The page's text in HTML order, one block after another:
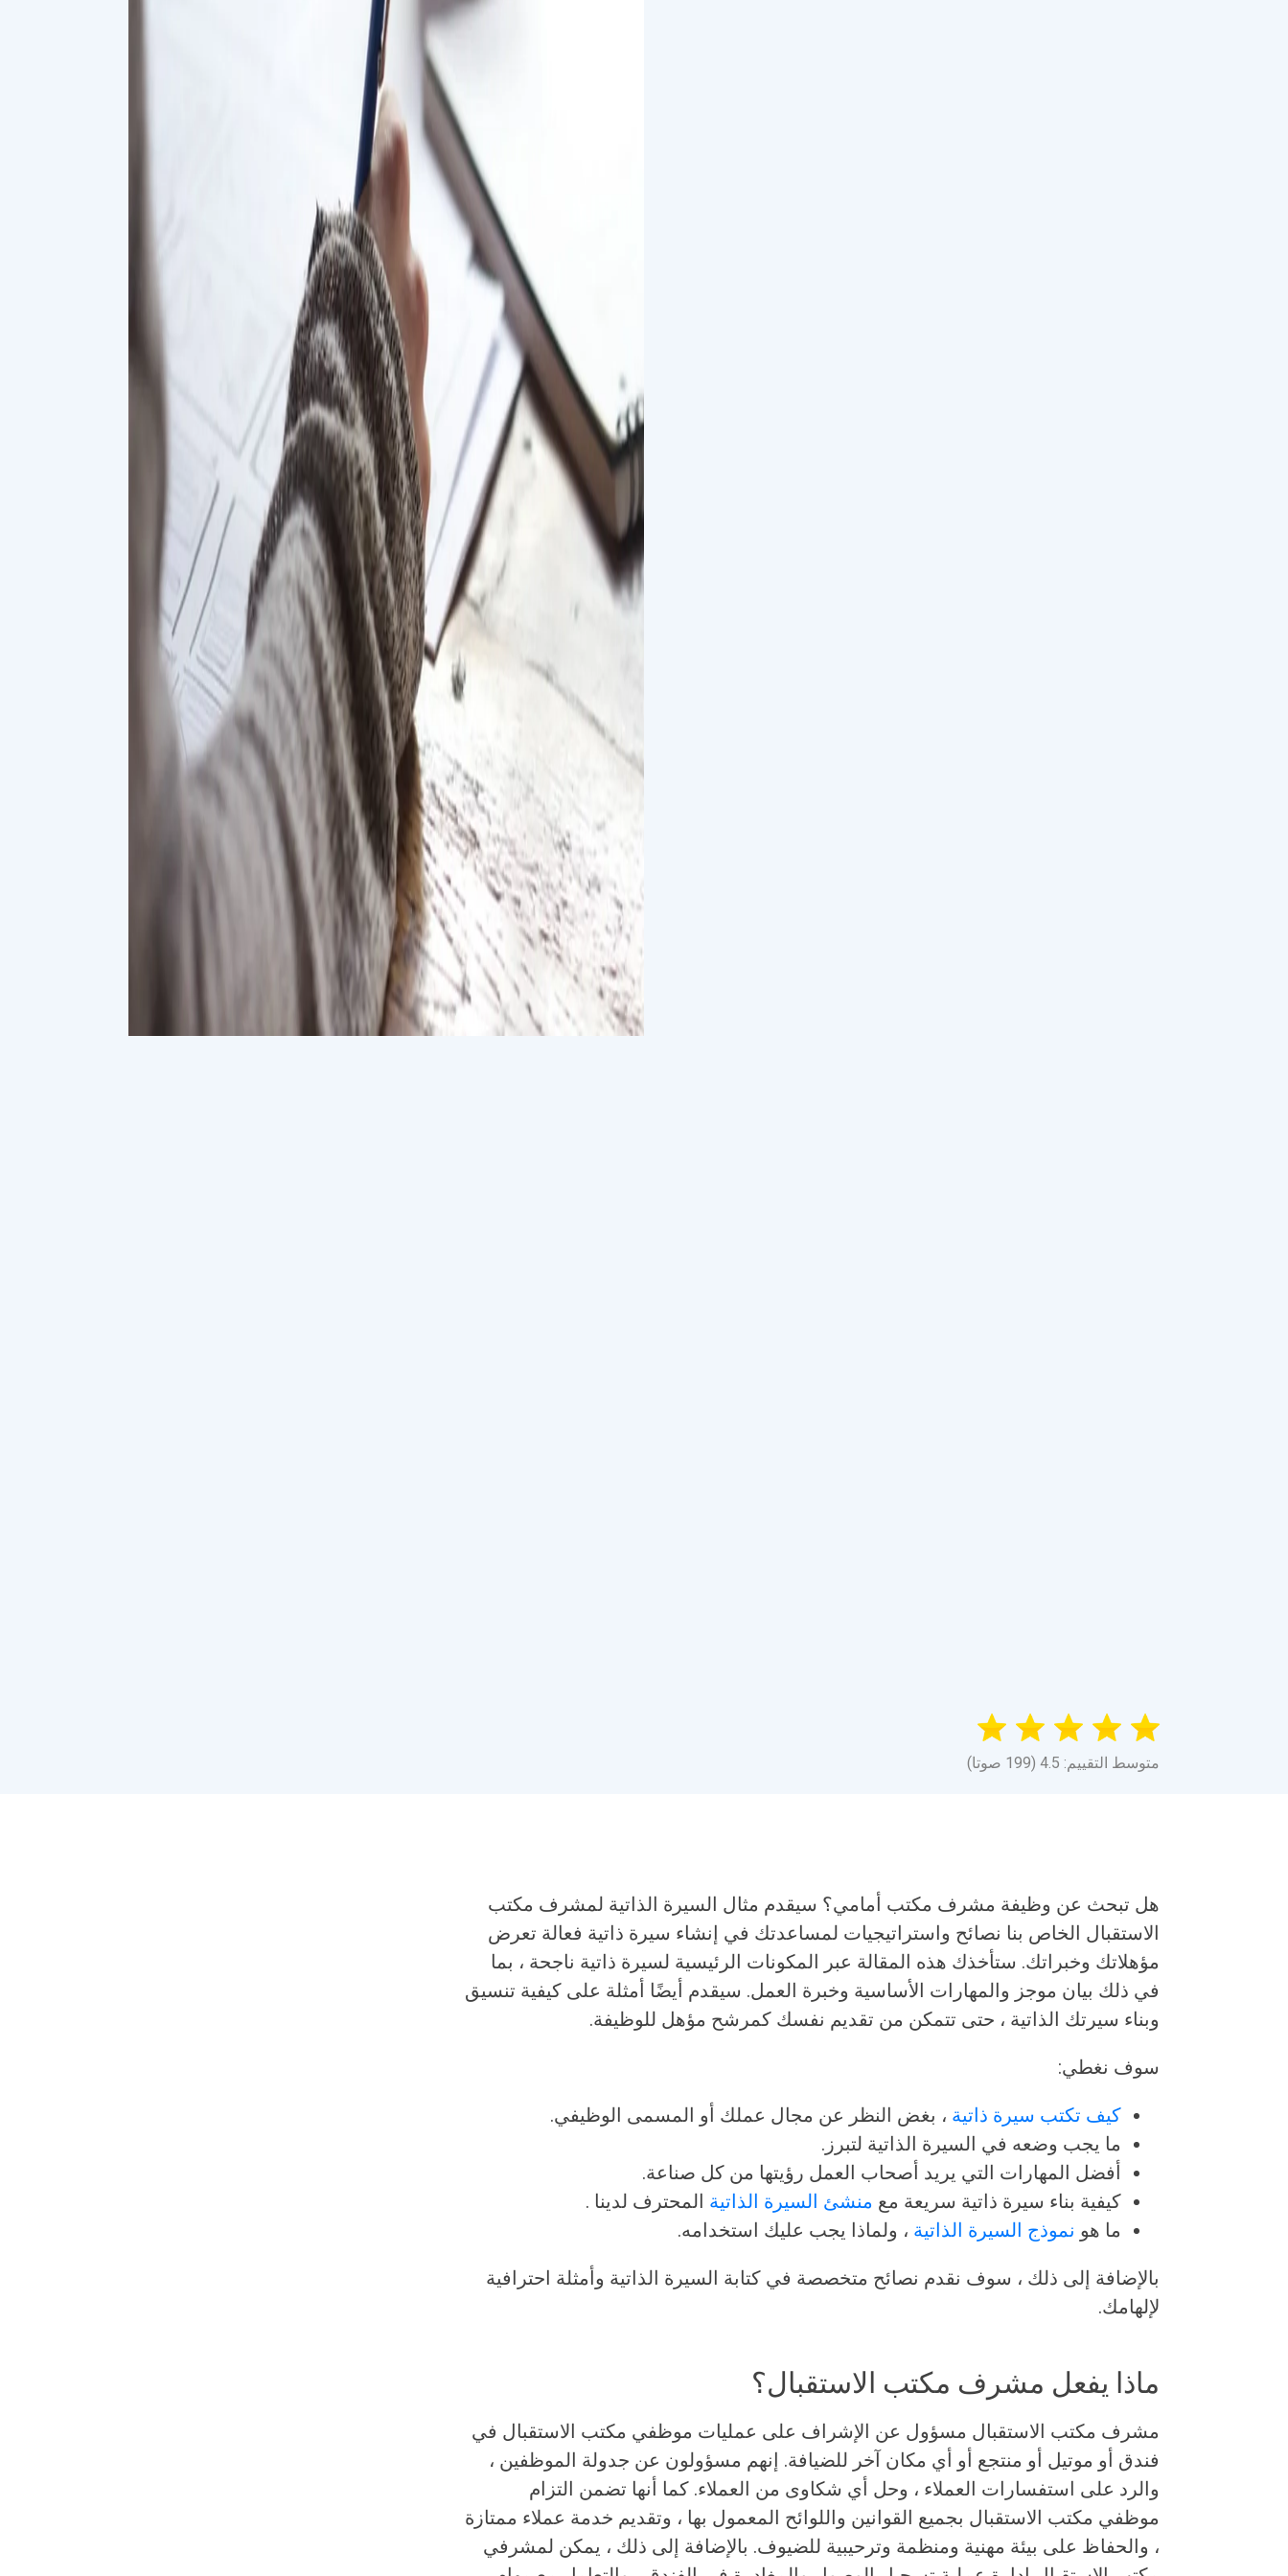
متوسط التقييم: 4.5 (199 صوتا)
هل تبحث عن وظيفة مشرف مكتب أمامي؟ سيقدم مثال السيرة الذاتية لمشرف مكتب
الاستقبال الخاص بنا نصائح واستراتيجيات لمساعدتك في إنشاء سيرة ذاتية فعالة تعرض
مؤهلاتك وخبراتك. ستأخذك هذه المقالة عبر المكونات الرئيسية لسيرة ذاتية ناجحة ، بما
في ذلك بيان موجز والمهارات الأساسية وخبرة العمل. سيقدم أيضًا أمثلة على كيفية تنسيق
وبناء سيرتك الذاتية ، حتى تتمكن من تقديم نفسك كمرشح مؤهل للوظيفة.
سوف نغطي:
كيف تكتب سيرة ذاتية ، بغض النظر عن مجال عملك أو المسمى الوظيفي.
ما يجب وضعه في السيرة الذاتية لتبرز.
أفضل المهارات التي يريد أصحاب العمل رؤيتها من كل صناعة.
كيفية بناء سيرة ذاتية سريعة مع منشئ السيرة الذاتية المحترف لدينا .
ما هو نموذج السيرة الذاتية ، ولماذا يجب عليك استخدامه.
بالإضافة إلى ذلك ، سوف نقدم نصائح متخصصة في كتابة السيرة الذاتية وأمثلة احترافية
لإلهامك.
ماذا يفعل مشرف مكتب الاستقبال؟
مشرف مكتب الاستقبال مسؤول عن الإشراف على عمليات موظفي مكتب الاستقبال في
فندق أو موتيل أو منتجع أو أي مكان آخر للضيافة. إنهم مسؤولون عن جدولة الموظفين ،
والرد على استفسارات العملاء ، وحل أي شكاوى من العملاء. كما أنها تضمن التزام
موظفي مكتب الاستقبال بجميع القوانين واللوائح المعمول بها ، وتقديم خدمة عملاء ممتازة
، والحفاظ على بيئة مهنية ومنظمة وترحيبية للضيوف. بالإضافة إلى ذلك ، يمكن لمشرفي